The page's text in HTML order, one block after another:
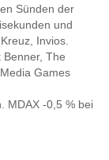
Sünden der
und
Invios.
Benner, The
Games
MDAX -0,5 % bei